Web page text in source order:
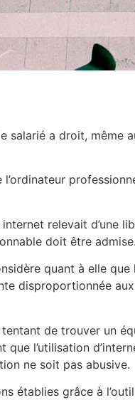
salarié a droit, même
relevait d’une
doit être admise.
quant à elle que
disproportionnée
de trouver un
l’utilisation
ne soit pas abusive.
établies grâce à